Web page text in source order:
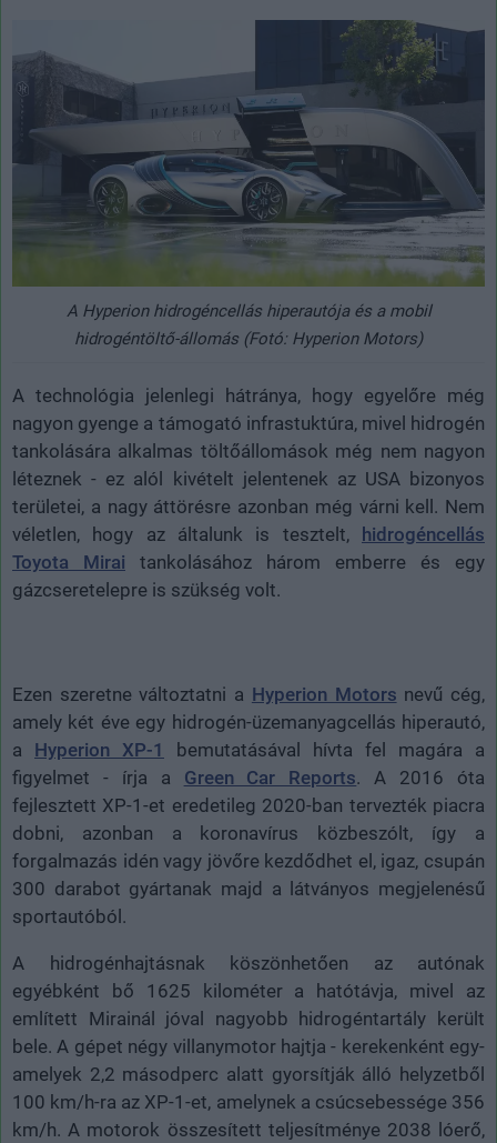
A Hyperion hidrogéncellás hiperautója és a mobil
hidrogéntöltő-állomás (Fotó: Hyperion Motors)
A technológia jelenlegi hátránya, hogy egyelőre még
nagyon gyenge a támogató infrastuktúra, mivel hidrogén
tankolására alkalmas töltőállomások még nem nagyon
léteznek - ez alól kivételt jelentenek az USA bizonyos
területei, a nagy áttörésre azonban még várni kell. Nem
véletlen, hogy az általunk is tesztelt, hidrogéncellás
Toyota Mirai tankolásához három emberre és egy
gázcseretelepre is szükség volt.
Ezen szeretne változtatni a Hyperion Motors nevű cég,
amely két éve egy hidrogén-üzemanyagcellás hiperautó,
a Hyperion XP-1
bemutatásával hívta fel magára a
figyelmet - írja a Green Car Reports. A 2016 óta
fejlesztett XP-1-et eredetileg 2020-ban tervezték piacra
dobni, azonban a koronavírus közbeszólt, így a
forgalmazás idén vagy jövőre kezdődhet el, igaz, csupán
300 darabot gyártanak majd a látványos megjelenésű
sportautóból.
A hidrogénhajtásnak köszönhetően az autónak
egyébként bő 1625 kilométer a hatótávja, mivel az
említett Mirainál jóval nagyobb hidrogéntartály került
bele. A gépet négy villanymotor hajtja - kerekenként egy-
amelyek 2,2 másodperc alatt gyorsítják álló helyzetből
100 km/h-ra az XP-1-et, amelynek a csúcsebessége 356
km/h. A motorok összesített teljesítménye 2038 lóerő,